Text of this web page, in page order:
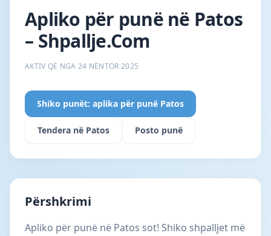
Apliko për punë në Patos
– Shpallje.Com
AKTIV QË NGA 24 NËNTOR 2025
Shiko punët: aplika për punë Patos
Tendera në Patos Posto punë
Përshkrimi
Apliko për punë në Patos sot! Shiko shpalljet më